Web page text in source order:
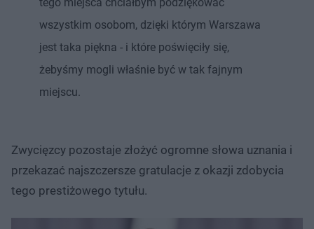
wszystkim osobom, dzięki którym Warszawa
jest taka piękna - i które poświęciły się,
żebyśmy mogli właśnie być w tak fajnym
miejscu.
Zwycięzcy pozostaje złożyć ogromne słowa uznania i
przekazać najszczersze gratulacje z okazji zdobycia
tego prestiżowego tytułu.